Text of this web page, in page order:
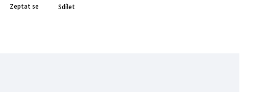
Zeptat se Sdílet